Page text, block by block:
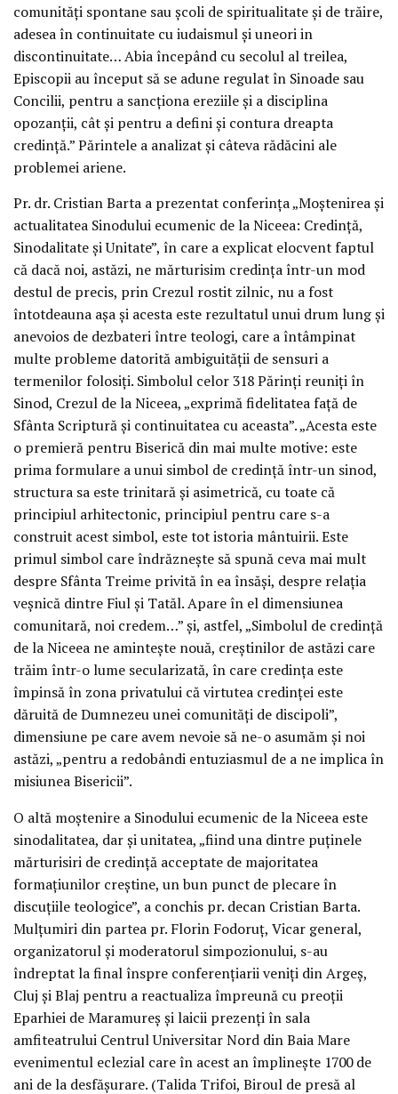
comunități spontane sau școli de spiritualitate și de trăire,
adesea în continuitate cu iudaismul și uneori in
discontinuitate… Abia începând cu secolul al treilea,
Episcopii au început să se adune regulat în Sinoade sau
Concilii, pentru a sancționa ereziile și a disciplina
opozanții, cât și pentru a defini și contura dreapta
credință.” Părintele a analizat și câteva rădăcini ale
problemei ariene.
Pr. dr. Cristian Barta a prezentat conferința „Moștenirea și
actualitatea Sinodului ecumenic de la Niceea: Credință,
Sinodalitate și Unitate”, în care a explicat elocvent faptul
că dacă noi, astăzi, ne mărturisim credința într-un mod
destul de precis, prin Crezul rostit zilnic, nu a fost
întotdeauna așa și acesta este rezultatul unui drum lung și
anevoios de dezbateri între teologi, care a întâmpinat
multe probleme datorită ambiguității de sensuri a
termenilor folosiți. Simbolul celor 318 Părinți reuniți în
Sinod, Crezul de la Niceea, „exprimă fidelitatea față de
Sfânta Scriptură și continuitatea cu aceasta”. „Acesta este
o premieră pentru Biserică din mai multe motive: este
prima formulare a unui simbol de credință într-un sinod,
structura sa este trinitară și asimetrică, cu toate că
principiul arhitectonic, principiul pentru care s-a
construit acest simbol, este tot istoria mântuirii. Este
primul simbol care îndrăznește să spună ceva mai mult
despre Sfânta Treime privită în ea însăși, despre relația
veșnică dintre Fiul și Tatăl. Apare în el dimensiunea
comunitară, noi credem…” și, astfel, „Simbolul de credință
de la Niceea ne amintește nouă, creștinilor de astăzi care
trăim într-o lume secularizată, în care credința este
împinsă în zona privatului că virtutea credinței este
dăruită de Dumnezeu unei comunități de discipoli”,
dimensiune pe care avem nevoie să ne-o asumăm și noi
astăzi, „pentru a redobândi entuziasmul de a ne implica în
misiunea Bisericii”.
O altă moștenire a Sinodului ecumenic de la Niceea este
sinodalitatea, dar și unitatea, „fiind una dintre puținele
mărturisiri de credință acceptate de majoritatea
formațiunilor creștine, un bun punct de plecare în
discuțiile teologice”, a conchis pr. decan Cristian Barta.
Mulțumiri din partea pr. Florin Fodoruț, Vicar general,
organizatorul și moderatorul simpozionului, s-au
îndreptat la final înspre conferențiarii veniți din Argeș,
Cluj și Blaj pentru a reactualiza împreună cu preoții
Eparhiei de Maramureș și laicii prezenți în sala
amfiteatrului Centrul Universitar Nord din Baia Mare
evenimentul eclezial care în acest an împlinește 1700 de
ani de la desfășurare. (Talida Trifoi, Biroul de presă al